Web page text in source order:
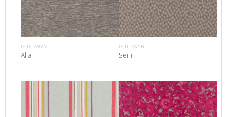
GOLDWYN
Alia
GOLDWYN
Serin